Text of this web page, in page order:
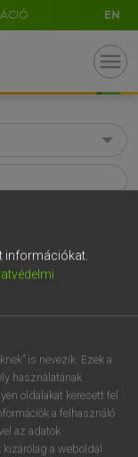
EN
menu
információkat.
is nevezik. Ezek a
használatának
oldalakat keresett fel
a felhasználó
az adatok
a weboldal
p
ű Ω
AltGr